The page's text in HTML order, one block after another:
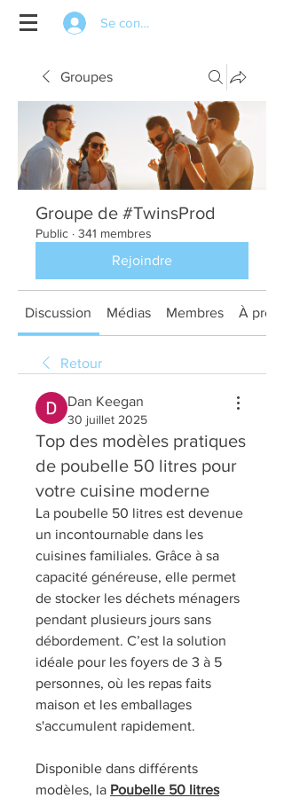
Se connecter
Groupes
Groupe de #TwinsProd
Public · 341 membres
Rejoindre
Discussion Médias Membres À
Retour
Dan Keegan
30 juillet 2025
Top des modèles pratiques
de poubelle 50 litres pour
votre cuisine moderne
La poubelle 50 litres est devenue
un incontournable dans les
cuisines familiales. Grâce à sa
capacité généreuse, elle permet
de stocker les déchets ménagers
pendant plusieurs jours sans
débordement. C’est la solution
idéale pour les foyers de 3 à 5
personnes, où les repas faits
maison et les emballages
s'accumulent rapidement.
Disponible dans différents
modèles, la Poubelle 50 litres